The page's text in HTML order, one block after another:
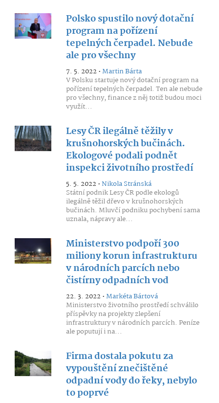
Polsko spustilo nový dotační
program na pořízení
tepelných čerpadel. Nebude
ale pro všechny
7. 5. 2022 •Martin Bárta
V Polsku startuje nový dotační program na
pořízení tepelných čerpadel. Ten ale nebude
pro všechny, finance z něj totiž budou moci
využít...
Lesy ČR ilegálně těžily v
krušnohorských bučinách.
Ekologové podali podnět
inspekci životního prostředí
5. 5. 2022 •Nikola Stránská
Státní podnik Lesy ČR podle ekologů
ilegálně těžil dřevo v krušnohorských
bučinách. Mluvčí podniku pochybení sama
uznala, nápravy ale...
Ministerstvo podpoří 300
miliony korun infrastrukturu
v národních parcích nebo
čistírny odpadních vod
22. 3. 2022 •Markéta Bártová
Ministerstvo životního prostředí schválilo
příspěvky na projekty zlepšení
infrastruktury v národních parcích. Peníze
ale poputují i na...
Firma dostala pokutu za
vypouštění znečištěné
odpadní vody do řeky, nebylo
to poprvé